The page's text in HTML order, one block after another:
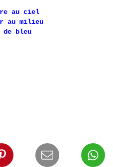
au ciel
au milieu
de bleu